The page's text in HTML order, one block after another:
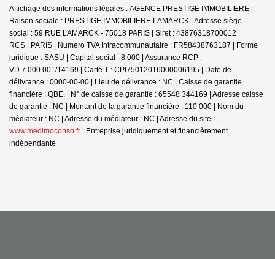
Affichage des informations légales : AGENCE PRESTIGE IMMOBILIERE |
Raison sociale : PRESTIGE IMMOBILIERE LAMARCK | Adresse siège
social : 59 RUE LAMARCK - 75018 PARIS | Siret : 43876318700012 |
RCS : PARIS | Numero TVA Intracommunautaire : FR58438763187 | Forme
juridique : SASU | Capital social : 8 000 | Assurance RCP :
VD.7.000.001/14169 | Carte T : CPI75012016000006195 | Date de
délivrance : 0000-00-00 | Lieu de délivrance : NC | Caisse de garantie
financière : QBE. | N° de caisse de garantie : 65548 344169 | Adresse caisse
de garantie : NC | Montant de la garantie financière : 110 000 | Nom du
médiateur : NC | Adresse du médiateur : NC | Adresse du site :
www.medimoconso.fr | Entreprise juridiquement et financièrement
indépendante